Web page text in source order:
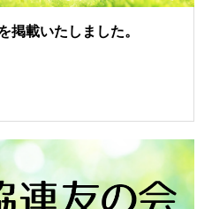
掲載いたしました。